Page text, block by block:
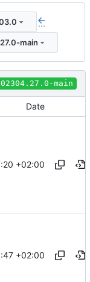
...
main
main
Date
+02:00
+02:00